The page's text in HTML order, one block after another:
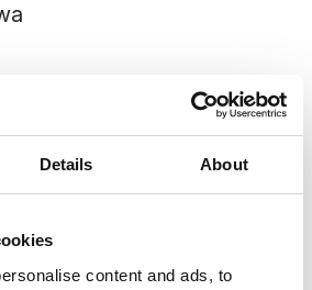
Details About
content and ads, to
Fundacji: